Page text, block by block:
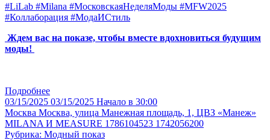
#LiLab #Milana #МосковскаяНеделяМоды #MFW2025
#Коллаборация #МодаИСтиль
Ждем вас на показе, чтобы вместе вдохновиться будущим
моды!
Подробнее
03/15/2025 03/15/2025 Начало в 30:00
Москва Москва, улица Манежная площадь, 1, ЦВЗ «Манеж»
MILANA И MEASURE 1786104523 1742056200
Рубрика: Модный показ